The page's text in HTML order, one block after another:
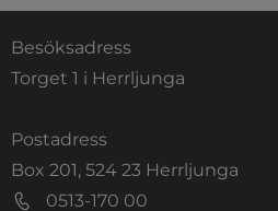
Besöksadress
Torget 1 i Herrljunga
Postadress
Box 201, 524 23 Herrljunga
0513-170 00